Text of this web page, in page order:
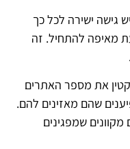
גישה ישירה לכל כך
מאיפה להתחיל. זה
את מספר האתרים
שהם מאזינים להם.
שמפגינים